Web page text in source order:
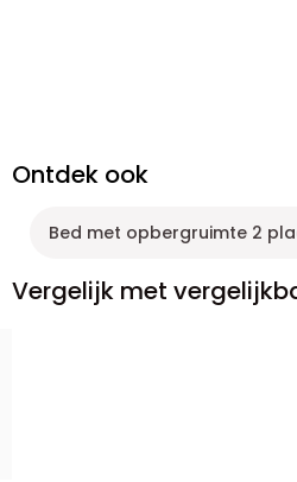
Ontdek ook
Bed met opbergruimte 2
Vergelijk met